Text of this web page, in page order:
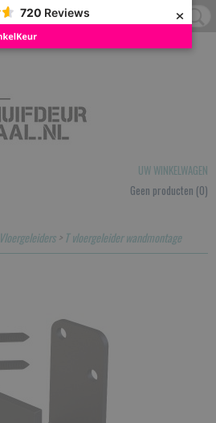
720 Reviews ×
UW WINKELWAGEN
Geen producten (0)
Vloergeleiders> T vloergeleider wandmontage